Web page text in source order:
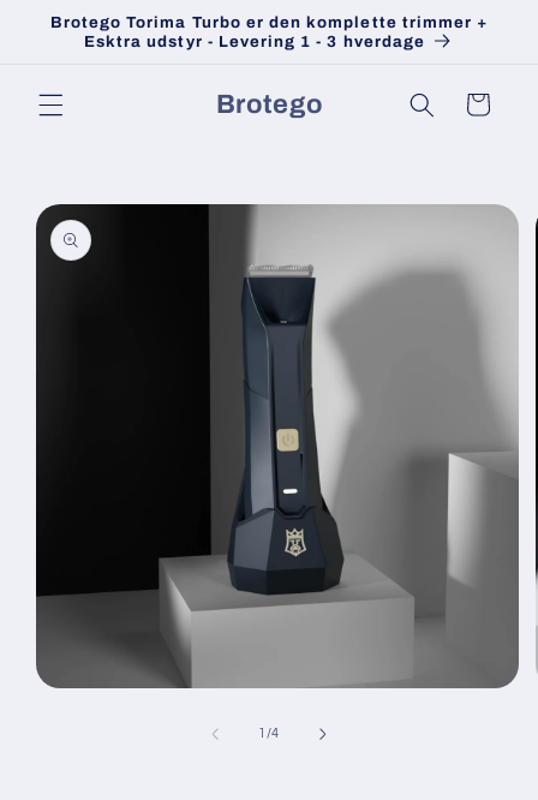
Gå til
indhold
Brotego Torima Turbo er den komplette trimmer +
Esktra udstyr - Levering 1 - 3 hverdage
Brotego Indkøbskurv
1 /af
4